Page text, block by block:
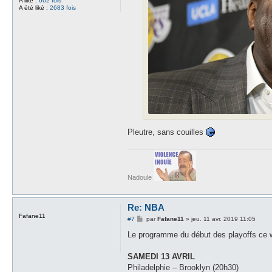
A été liké : 2683 fois
Pleutre, sans couilles
Nadoule
Fafane11
Re: NBA
#7
M
s
g
parFafane11 »jeu. 11 avr. 2019 11:05
Le programme du début des playoffs ce
SAMEDI 13 AVRIL
Philadelphie – Brooklyn (20h30)